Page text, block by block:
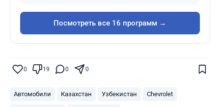
Посмотреть все 16 программ →
0 19 0 0
Автомобили Казахстан Узбекистан Chevrolet
Поставьте галочку рядом с
— и наши материалы будут чаще